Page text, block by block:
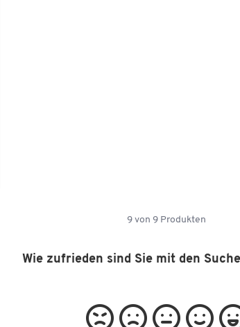
9 von 9 Produkten
Wie zufrieden sind Sie mit den